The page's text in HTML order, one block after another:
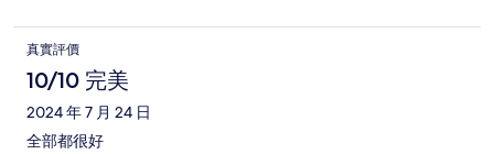
真實評價
10/10 完美
2024 年 7 月 24 日
全部都很好